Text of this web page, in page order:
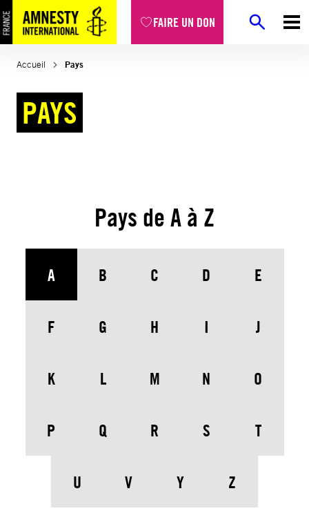
FAIRE UN DON
Aller
au
contenu
Accueil Pays
PAYS
Pays de A à Z
A B C D E
F G H I J
K L M N O
P Q R S T
U V Y Z